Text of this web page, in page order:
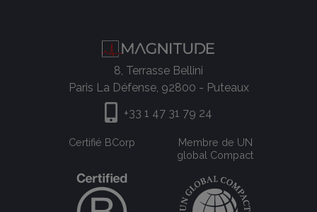
8, Terrasse Bellini
Paris La Défense, 92800 - Puteaux
+33 1 47 31 79 24
Certifié BCorp
Membre de UN
global Compact